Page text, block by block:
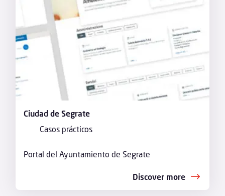
Ciudad de Segrate
Casos prácticos
Portal del Ayuntamiento de Segrate
Discover more